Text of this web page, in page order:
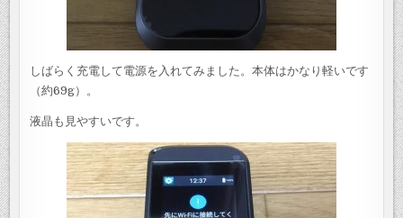
しばらく充電して電源を入れてみました。本体はかなり軽いです
（約69g）。
液晶も見やすいです。